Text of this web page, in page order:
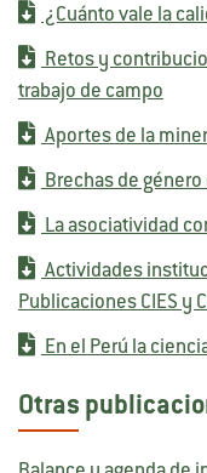
¿Cuánto vale la
Retos y
trabajo de campo
Aportes de la
Brechas de
La asociatividad
Actividades
Publicaciones CIES y
En el Perú la
Otras